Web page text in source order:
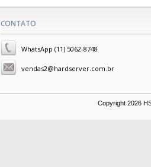
CONTATO
WhatsApp (11) 5062-8748
vendas2@hardserver.com.br
Copyright 2026